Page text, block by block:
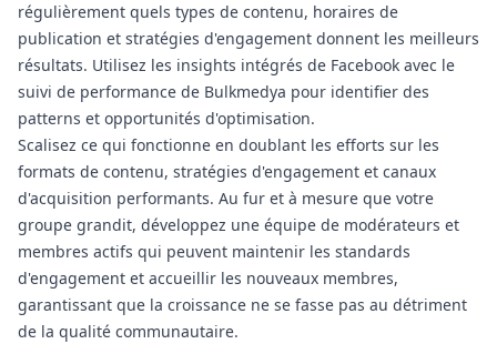
régulièrement quels types de contenu, horaires de
publication et stratégies d'engagement donnent les meilleurs
résultats. Utilisez les insights intégrés de Facebook avec le
suivi de performance de Bulkmedya pour identifier des
patterns et opportunités d'optimisation.
Scalisez ce qui fonctionne en doublant les efforts sur les
formats de contenu, stratégies d'engagement et canaux
d'acquisition performants. Au fur et à mesure que votre
groupe grandit, développez une équipe de modérateurs et
membres actifs qui peuvent maintenir les standards
d'engagement et accueillir les nouveaux membres,
garantissant que la croissance ne se fasse pas au détriment
de la qualité communautaire.